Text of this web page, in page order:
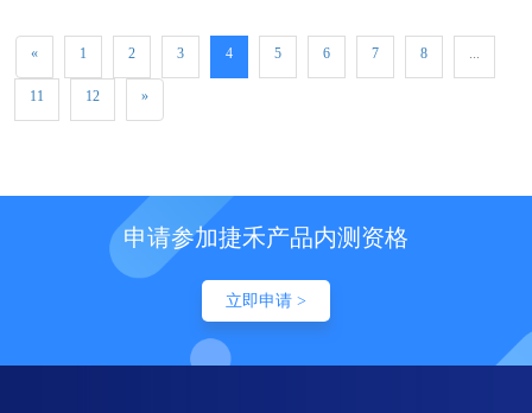
有部分工贸老板更是反馈近日的业务
成交量和最终确认签收率出现了下
滑。疫情带来的物流
« 1 2 3 4 5 6 7 8
11 12 »
申请参加捷禾产品内测资格
立即申请 >